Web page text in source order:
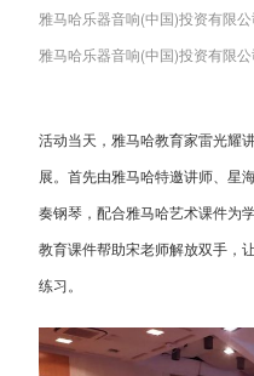
雅马哈乐器音响(中国)投资有限
雅马哈乐器音响(中国)投资有限
活动当天，雅马哈教育家雷光耀
展。首先由雅马哈特邀讲师、星
奏钢琴，配合雅马哈艺术课件为
教育课件帮助宋老师解放双手，
练习。